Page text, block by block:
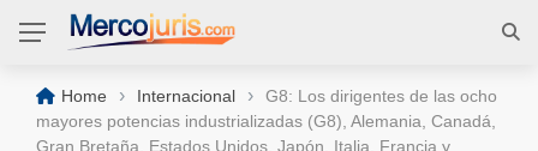
Home › Internacional ›
G8: Los dirigentes de las ocho
mayores potencias industrializadas (G8), Alemania, Canadá,
Gran Bretaña, Estados Unidos, Japón, Italia, Francia y